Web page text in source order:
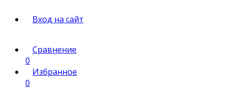
Вход на сайт
Сравнение
0
Избранное
0